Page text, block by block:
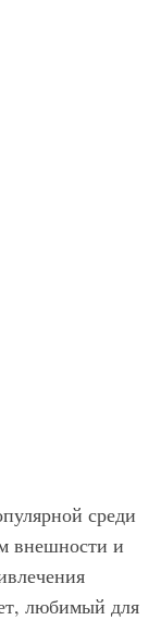
среди
внешности и
любимый для